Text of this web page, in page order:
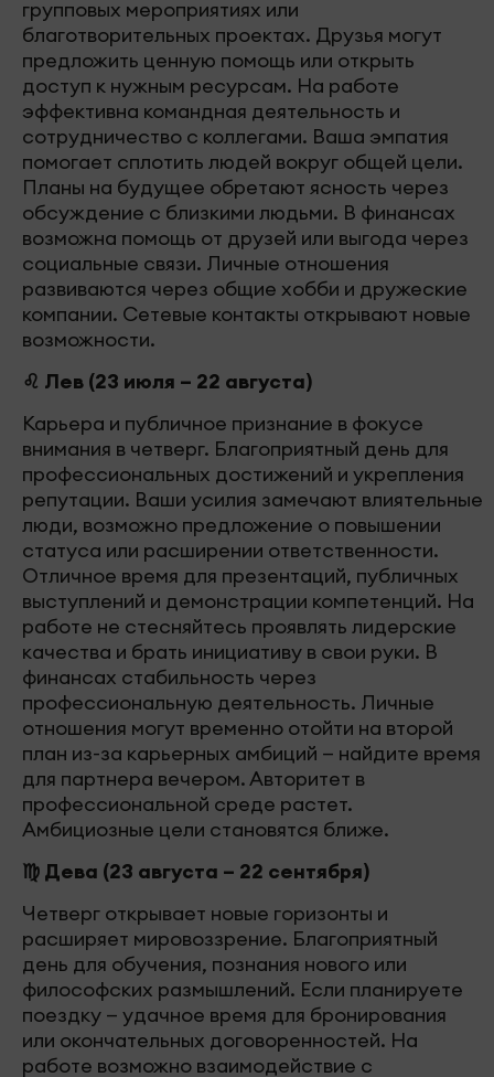
групповых мероприятиях или
благотворительных проектах. Друзья могут
предложить ценную помощь или открыть
доступ к нужным ресурсам. На работе
эффективна командная деятельность и
сотрудничество с коллегами. Ваша эмпатия
помогает сплотить людей вокруг общей цели.
Планы на будущее обретают ясность через
обсуждение с близкими людьми. В финансах
возможна помощь от друзей или выгода через
социальные связи. Личные отношения
развиваются через общие хобби и дружеские
компании. Сетевые контакты открывают новые
возможности.
♌ Лев (23 июля – 22 августа)
Карьера и публичное признание в фокусе
внимания в четверг. Благоприятный день для
профессиональных достижений и укрепления
репутации. Ваши усилия замечают влиятельные
люди, возможно предложение о повышении
статуса или расширении ответственности.
Отличное время для презентаций, публичных
выступлений и демонстрации компетенций. На
работе не стесняйтесь проявлять лидерские
качества и брать инициативу в свои руки. В
финансах стабильность через
профессиональную деятельность. Личные
отношения могут временно отойти на второй
план из-за карьерных амбиций — найдите время
для партнера вечером. Авторитет в
профессиональной среде растет.
Амбициозные цели становятся ближе.
♍ Дева (23 августа – 22 сентября)
Четверг открывает новые горизонты и
расширяет мировоззрение. Благоприятный
день для обучения, познания нового или
философских размышлений. Если планируете
поездку — удачное время для бронирования
или окончательных договоренностей. На
работе возможно взаимодействие с